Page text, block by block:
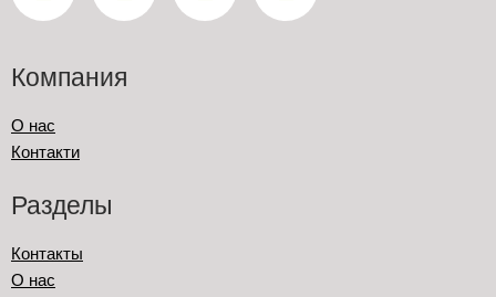
Компания
О нас
Контакти
Разделы
Контакты
О нас